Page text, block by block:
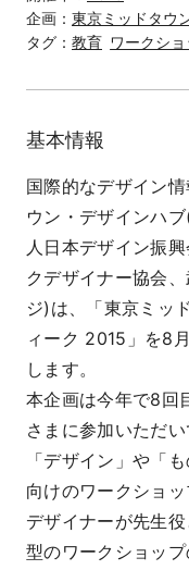
企画： 東京ミッドタウ
タグ： 教育 ワークシ
基本情報
国際的なデザイン
ウン・デザインハ
人日本デザイン振
クデザイナー協会
ジ)は、「東京ミッ
ィーク 2015」を8
します。
本企画は今年で8回
さまに参加いただ
「デザイン」や「
向けのワークショッ
デザイナーが先生
型のワークショッ